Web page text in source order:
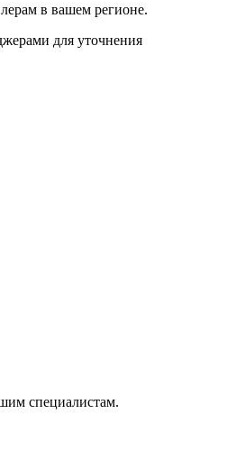
в вашем регионе.
для уточнения
специалистам.